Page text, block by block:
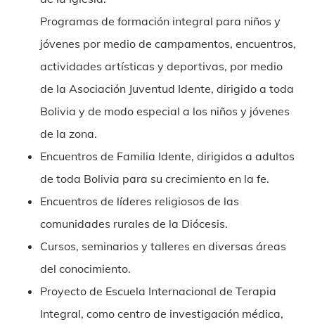
Programas de formación integral para niños y
jóvenes por medio de campamentos, encuentros,
actividades artísticas y deportivas, por medio
de la Asociación Juventud Idente, dirigido a toda
Bolivia y de modo especial a los niños y jóvenes
de la zona.
Encuentros de Familia Idente, dirigidos a adultos
de toda Bolivia para su crecimiento en la fe.
Encuentros de líderes religiosos de las
comunidades rurales de la Diócesis.
Cursos, seminarios y talleres en diversas áreas
del conocimiento.
Proyecto de Escuela Internacional de Terapia
Integral, como centro de investigación médica,